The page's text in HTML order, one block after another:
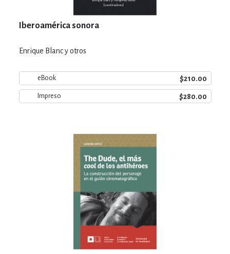
Iberoamérica sonora
Enrique Blanc y otros
eBook $210.00
Impreso $280.00